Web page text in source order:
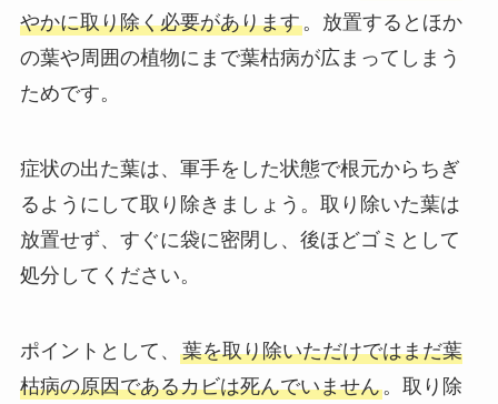
やかに取り除く必要があります。放置するとほか
の葉や周囲の植物にまで葉枯病が広まってしまう
ためです。
症状の出た葉は、軍手をした状態で根元からちぎ
るようにして取り除きましょう。取り除いた葉は
放置せず、すぐに袋に密閉し、後ほどゴミとして
処分してください。
ポイントとして、 葉を取り除いただけではまだ葉
枯病の原因であるカビは死んでいません。取り除